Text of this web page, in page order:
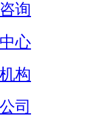
询
心
构
司